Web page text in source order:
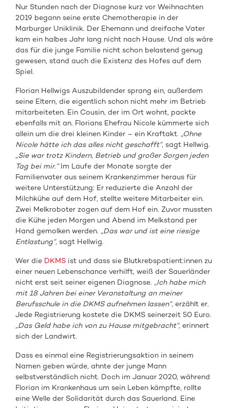
Nur Stunden nach der Diagnose kurz vor Weihnachten
2019 begann seine erste Chemotherapie in der
Marburger Uniklinik. Der Ehemann und dreifache Vater
kam ein halbes Jahr lang nicht nach Hause. Und als wäre
das für die junge Familie nicht schon belastend genug
gewesen, stand auch die Existenz des Hofes auf dem
Spiel.
Florian Hellwigs Auszubildender sprang ein, außerdem
seine Eltern, die eigentlich schon nicht mehr im Betrieb
mitarbeiteten. Ein Cousin, der im Ort wohnt, packte
ebenfalls mit an. Florians Ehefrau Nicole kümmerte sich
allein um die drei kleinen Kinder – ein Kraftakt. „Ohne
Nicole hätte ich das alles nicht geschafft“, sagt Hellwig.
„Sie war trotz Kindern, Betrieb und großer Sorgen jeden
Tag bei mir.“Im Laufe der Monate sorgte der
Familienvater aus seinem Krankenzimmer heraus für
weitere Unterstützung: Er reduzierte die Anzahl der
Milchkühe auf dem Hof, stellte weitere Mitarbeiter ein.
Zwei Melkroboter zogen auf dem Hof ein. Zuvor mussten
die Kühe jeden Morgen und Abend im Melkstand per
Hand gemolken werden. „Das war und ist eine riesige
Entlastung“, sagt Hellwig.
Wer die DKMS ist und dass sie Blutkrebspatient:innen zu
einer neuen Lebenschance verhilft, weiß der Sauerländer
nicht erst seit seiner eigenen Diagnose. „Ich habe mich
mit 18 Jahren bei einer Veranstaltung an meiner
Berufsschule in die DKMS aufnehmen lassen“, erzählt er.
Jede Registrierung kostete die DKMS seinerzeit 50 Euro.
„Das Geld habe ich von zu Hause mitgebracht“, erinnert
sich der Landwirt.
Dass es einmal eine Registrierungsaktion in seinem
Namen geben würde, ahnte der junge Mann
selbstverständlich nicht. Doch im Januar 2020, während
Florian im Krankenhaus um sein Leben kämpfte, rollte
eine Welle der Solidarität durch das Sauerland. Eine